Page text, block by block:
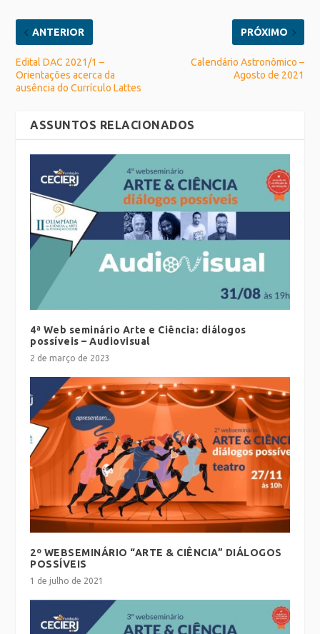
ANTERIOR
Edital DAC 2021/1 –
Orientações acerca da
ausência do Currículo Lattes
PRÓXIMO
Calendário Astronômico –
Agosto de 2021
ASSUNTOS RELACIONADOS
4ª Web seminário Arte e Ciência: diálogos
possíveis – Audiovisual
2 de março de 2023
2º WEBSEMINÁRIO “ARTE & CIÊNCIA” DIÁLOGOS
POSSÍVEIS
1 de julho de 2021